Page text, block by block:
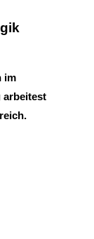
im
arbeitest